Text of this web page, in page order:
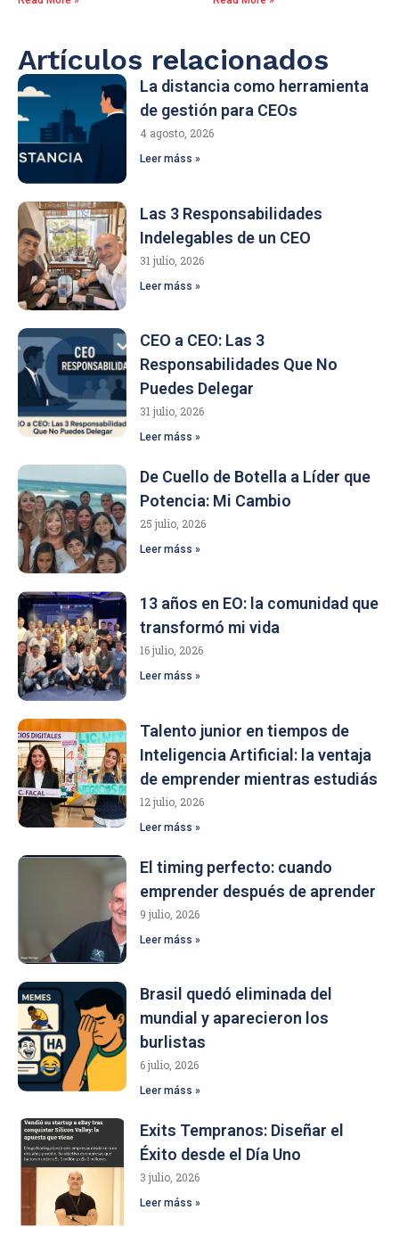
Artículos relacionados
La distancia como herramienta
de gestión para CEOs
4 agosto, 2026
Leer máss »
Las 3 Responsabilidades
Indelegables de un CEO
31 julio, 2026
Leer máss »
CEO a CEO: Las 3
Responsabilidades Que No
Puedes Delegar
31 julio, 2026
Leer máss »
De Cuello de Botella a Líder que
Potencia: Mi Cambio
25 julio, 2026
Leer máss »
13 años en EO: la comunidad que
transformó mi vida
16 julio, 2026
Leer máss »
Talento junior en tiempos de
Inteligencia Artificial: la ventaja
de emprender mientras estudiás
12 julio, 2026
Leer máss »
El timing perfecto: cuando
emprender después de aprender
9 julio, 2026
Leer máss »
Brasil quedó eliminada del
mundial y aparecieron los
burlistas
6 julio, 2026
Leer máss »
Exits Tempranos: Diseñar el
Éxito desde el Día Uno
3 julio, 2026
Leer máss »